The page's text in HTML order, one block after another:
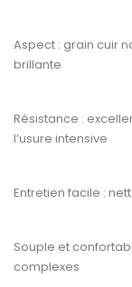
Aspect : grain cuir
brillante
Résistance :
l’usure intensive
Entretien facile :
Souple et
complexes